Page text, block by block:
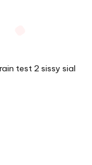
test 2 sissy sial